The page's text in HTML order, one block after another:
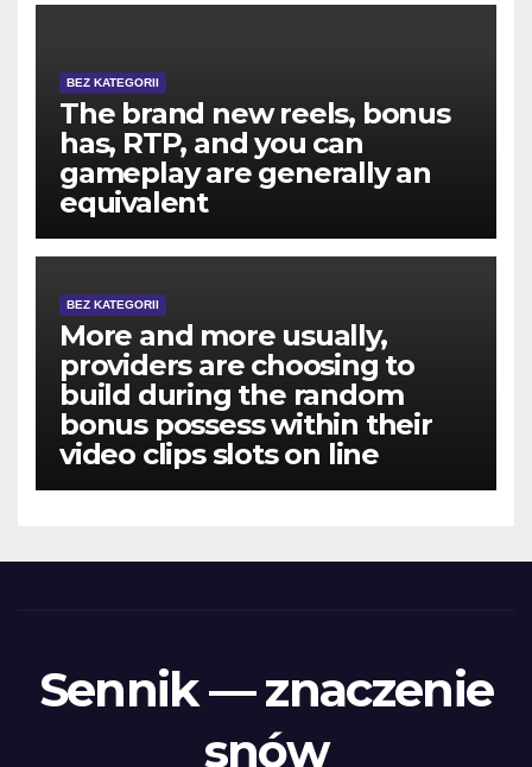
BEZ KATEGORII
The brand new reels, bonus
has, RTP, and you can
gameplay are generally an
equivalent
BEZ KATEGORII
More and more usually,
providers are choosing to
build during the random
bonus possess within their
video clips slots on line
Sennik — znaczenie
snów